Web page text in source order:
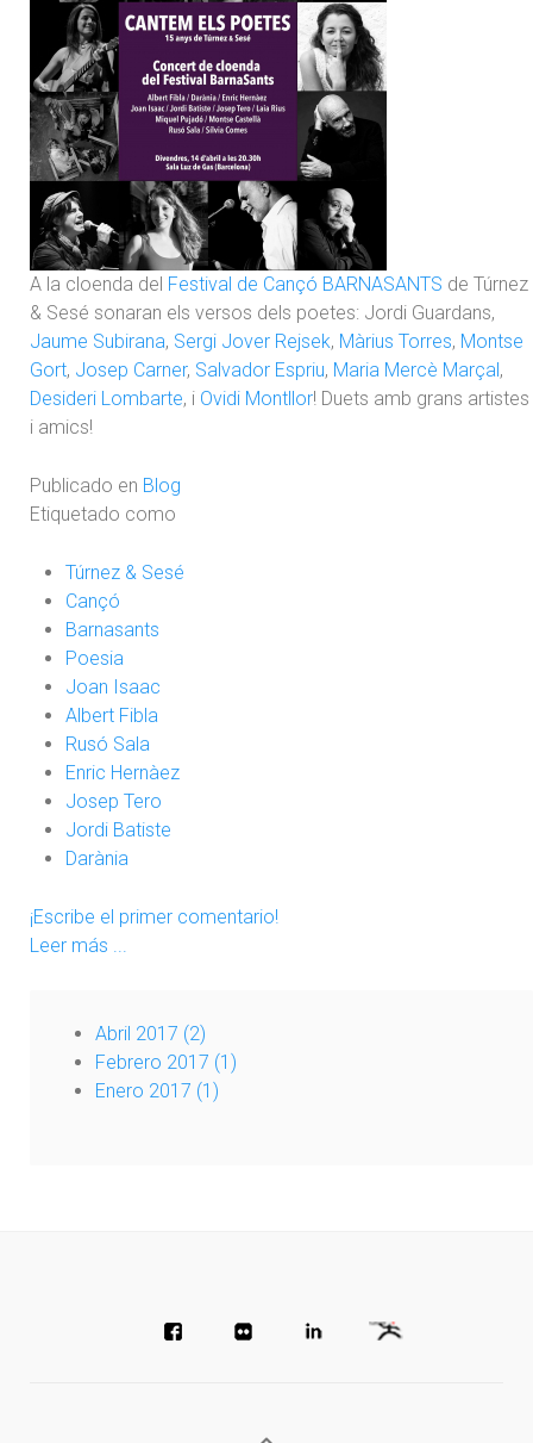
A la cloenda del Festival de Cançó BARNASANTS de Túrnez
& Sesé sonaran els versos dels poetes: Jordi Guardans,
Jaume Subirana, Sergi Jover Rejsek, Màrius Torres, Montse
Gort, Josep Carner, Salvador Espriu, Maria Mercè Marçal,
Desideri Lombarte, i Ovidi Montllor! Duets amb grans artistes
i amics!
Publicado en Blog
Etiquetado como
Túrnez & Sesé
Cançó
Barnasants
Poesia
Joan Isaac
Albert Fibla
Rusó Sala
Enric Hernàez
Josep Tero
Jordi Batiste
Darània
¡Escribe el primer comentario!
Leer más ...
Abril 2017 (2)
Febrero 2017 (1)
Enero 2017 (1)